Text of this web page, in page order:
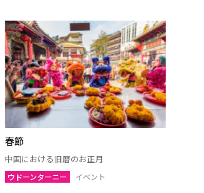
春節
中国における旧暦のお正月
ウドーンターニー イベント